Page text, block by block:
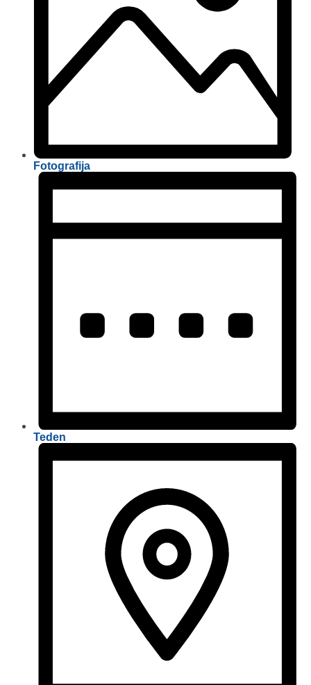
Fotografija
Teden